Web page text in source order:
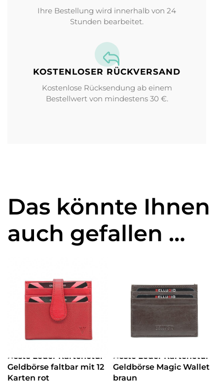
Ihre Bestellung wird innerhalb von 24
Stunden bearbeitet.
KOSTENLOSER RÜCKVERSAND
Kostenlose Rücksendung ab einem
Bestellwert von mindestens 30 €.
Das könnte Ihnen
auch gefallen …
Beste Leder Kartenetui
Geldbörse faltbar mit 12
Karten rot
Beste Leder Kartenetui
Geldbörse Magic Wallet
braun